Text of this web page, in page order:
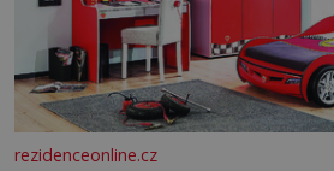
rezidenceonline.cz